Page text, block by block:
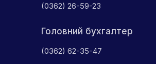
(0362) 26-59-23
Головний бухгалтер
(0362) 62-35-47